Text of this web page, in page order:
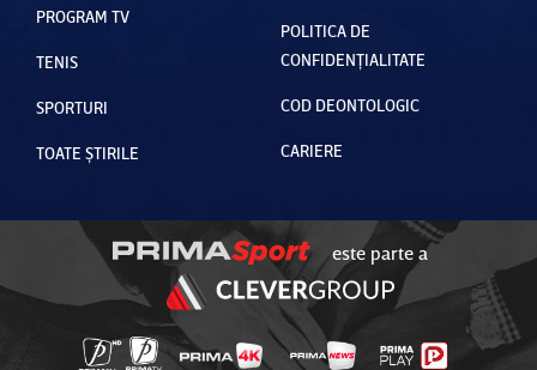
PROGRAM TV
TENIS
SPORTURI
TOATE ȘTIRILE
POLITICA DE
CONFIDENȚIALITATE
COD DEONTOLOGIC
CARIERE
este parte a